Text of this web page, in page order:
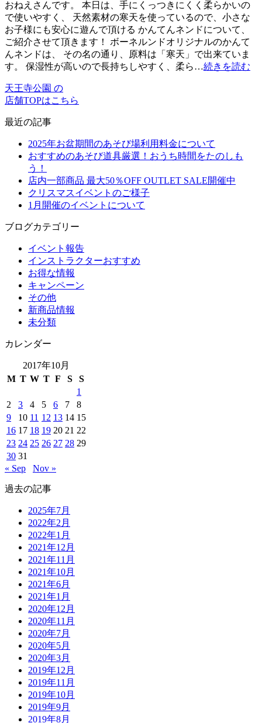
おねえさんです。 本日は、手にくっつきにくく柔らかいの
で使いやすく、 天然素材の寒天を使っているので、小さな
お子様にも安心に遊んで頂ける かんてんネンドについて、
ご紹介させて頂きます！ ボーネルンドオリジナルのかんて
んネンドは、 その名の通り、原料は「寒天」で出来ていま
す。 保湿性が高いので長持ちしやすく、柔ら…続きを読む
天王寺公園 の
店舗TOPはこちら
最近の記事
2025年お盆期間のあそび場利用料金について
おすすめのあそび道具厳選！おうち時間をたのしも
う！
店内一部商品 最大50％OFF OUTLET SALE開催中
クリスマスイベントのご様子
1月開催のイベントについて
ブログカテゴリー
イベント報告
インストラクターおすすめ
お得な情報
キャンペーン
その他
新商品情報
未分類
カレンダー
2017年10月
M T W T F S
S
1
2
3 4 5 6 7
8
9
10 11 12 13 14 15
16 17 18 19 20 21 22
23 24 25 26 27 28 29
30 31
« Sep
Nov »
過去の記事
2025年7月
2022年2月
2022年1月
2021年12月
2021年11月
2021年10月
2021年6月
2021年1月
2020年12月
2020年11月
2020年7月
2020年5月
2020年3月
2019年12月
2019年11月
2019年10月
2019年9月
2019年8月